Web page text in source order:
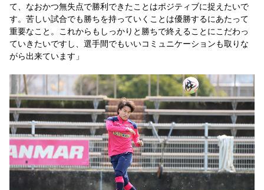
て、なおかつ無失点で勝利できたことはポジティブに捉えたいで
す。苦しい試合でも勝ちを持っていくことは優勝するにあたって
重要なこと。これからもしっかりと勝ちで終えることにこだわっ
ていきたいですし、選手間でもいいコミュニケーションも取りな
がら出来ています」